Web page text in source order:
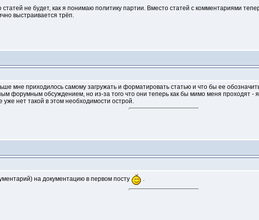
статей не будет, как я понимаю политику партии. Вместо статей с комментариями
выстраивается трёп.
мне приходилось самому загружать и форматировать статью и что бы ее
форумным обсуждением, но из-за того что они теперь как бы мимо меня проходят -
уже нет такой в этом необходимости острой.
на документацию в первом посту .